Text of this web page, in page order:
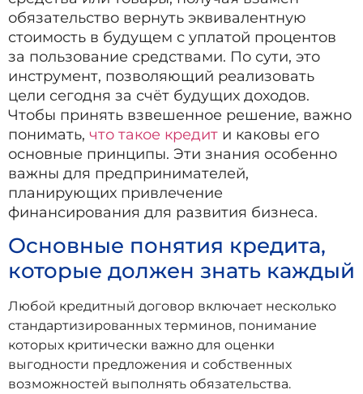
обязательство вернуть эквивалентную
стоимость в будущем с уплатой процентов
за пользование средствами. По сути, это
инструмент, позволяющий реализовать
цели сегодня за счёт будущих доходов.
Чтобы принять взвешенное решение, важно
понимать, что такое кредит и каковы его
основные принципы. Эти знания особенно
важны для предпринимателей,
планирующих привлечение
финансирования для развития бизнеса.
Основные понятия кредита,
которые должен знать каждый
Любой кредитный договор включает несколько
стандартизированных терминов, понимание
которых критически важно для оценки
выгодности предложения и собственных
возможностей выполнять обязательства.